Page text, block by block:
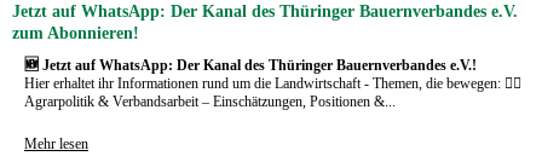
Jetzt auf WhatsApp: Der Kanal des Thüringer Bauernverbandes e.V.
zum Abonnieren!
🆕 Jetzt auf WhatsApp: Der Kanal des Thüringer Bauernverbandes e.V.!
Hier erhaltet ihr Informationen rund um die Landwirtschaft - Themen, die bewegen: 🧑‍⚖️
Agrarpolitik & Verbandsarbeit – Einschätzungen, Positionen &...
Mehr lesen